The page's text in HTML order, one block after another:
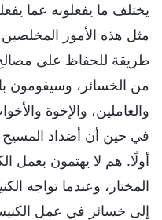
يختلف ما يفعلونه عما
مثل هذه الأمور
طريقة للحفاظ على مصالح
من الخسائر، وسيقومون
والعاملين، والإخوة
في حين أن أضداد
أولًا. هم لا يهتمون بعمل
المختار، وعندما تواجه
إلى خسائر في عمل